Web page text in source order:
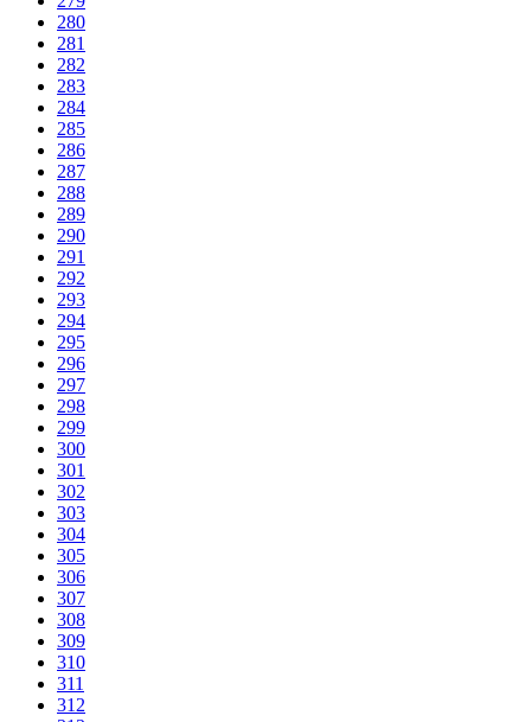
280
281
282
283
284
285
286
287
288
289
290
291
292
293
294
295
296
297
298
299
300
301
302
303
304
305
306
307
308
309
310
311
312